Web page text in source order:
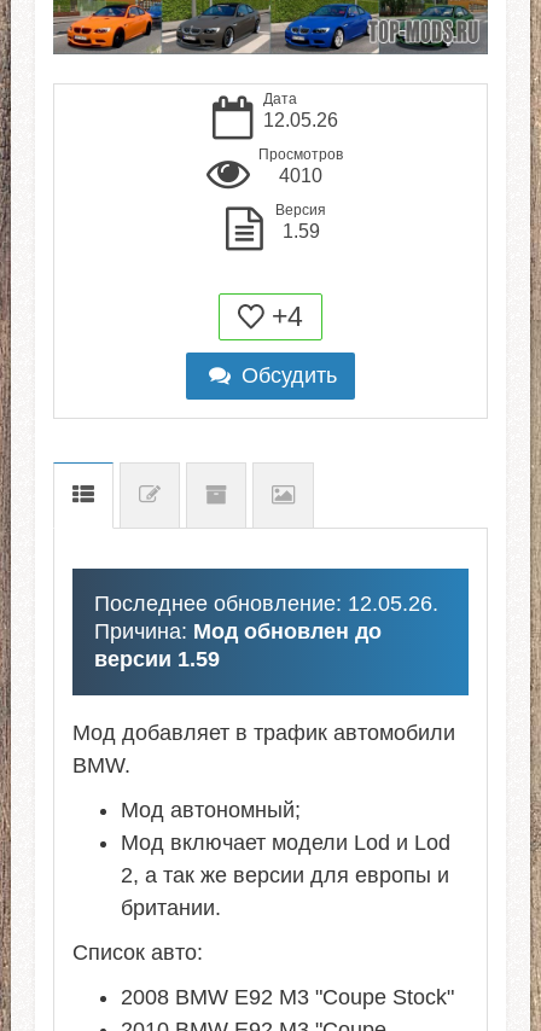
Дата
12.05.26
Просмотров
4010
Версия
1.59
+4
Обсудить
Последнее обновление: 12.05.26.
Причина: Мод обновлен до
версии 1.59
Мод добавляет в трафик автомобили
BMW.
Мод автономный;
Мод включает модели Lod и Lod
2, а так же версии для европы и
британии.
Список авто:
2008 BMW E92 M3 "Coupe Stock"